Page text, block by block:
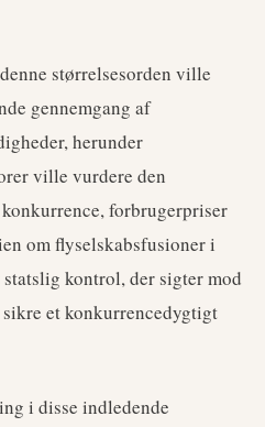
størrelsesorden ville
gennemgang af
herunder
ville vurdere den
forbrugerpriser
om flyselskabsfusioner i
kontrol, der sigter mod
et konkurrencedygtigt
i disse indledende